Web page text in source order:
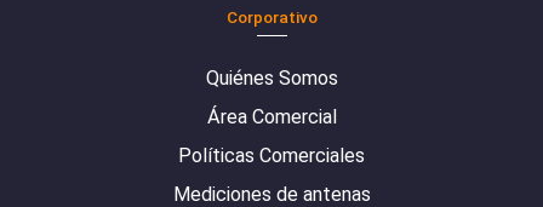
Corporativo
Quiénes Somos
Área Comercial
Políticas Comerciales
Mediciones de antenas